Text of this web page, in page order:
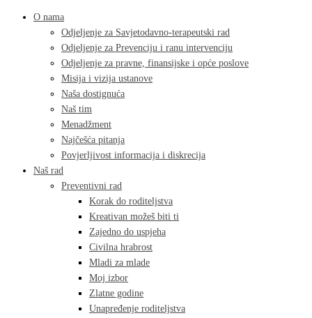
O nama
Odjeljenje za Savjetodavno-terapeutski rad
Odjeljenje za Prevenciju i ranu intervenciju
Odjeljenje za pravne, finansijske i opće poslove
Misija i vizija ustanove
Naša dostignuća
Naš tim
Menadžment
Najčešća pitanja
Povjerljivost informacija i diskrecija
Naš rad
Preventivni rad
Korak do roditeljstva
Kreativan možeš biti ti
Zajedno do uspjeha
Civilna hrabrost
Mladi za mlade
Moj izbor
Zlatne godine
Unapređenje roditeljstva